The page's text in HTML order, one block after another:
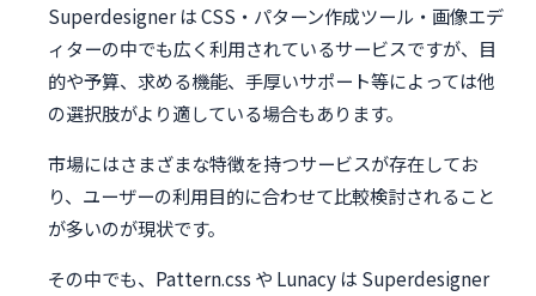
Superdesigner は CSS・パターン作成ツール・画像エデ
ィターの中でも広く利用されているサービスですが、目
的や予算、求める機能、手厚いサポート等によっては他
の選択肢がより適している場合もあります。
市場にはさまざまな特徴を持つサービスが存在してお
り、ユーザーの利用目的に合わせて比較検討されること
が多いのが現状です。
その中でも、Pattern.css や Lunacy は Superdesigner